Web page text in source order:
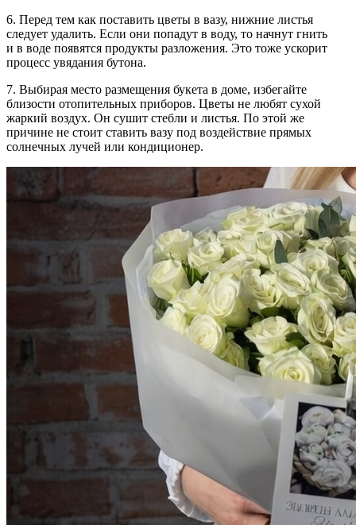
6. Перед тем как поставить цветы в вазу, нижние листья
следует удалить. Если они попадут в воду, то начнут гнить
и в воде появятся продукты разложения. Это тоже ускорит
процесс увядания бутона.
7. Выбирая место размещения букета в доме, избегайте
близости отопительных приборов. Цветы не любят сухой
жаркий воздух. Он сушит стебли и листья. По этой же
причине не стоит ставить вазу под воздействие прямых
солнечных лучей или кондиционер.